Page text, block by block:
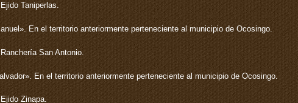
Taniperlas.
En el territorio anteriormente perteneciente al municipio de Ocosingo.
San Antonio.
En el territorio anteriormente perteneciente al municipio de Ocosingo.
Zinapa.